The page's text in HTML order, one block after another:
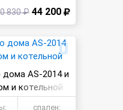
830 ₽ 44 200
AS-2014 и
и котельной
спален: